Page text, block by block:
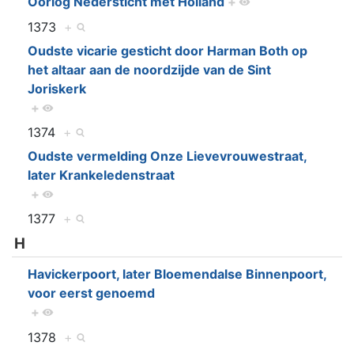
1373 +
Oudste vicarie gesticht door Harman Both op
het altaar aan de noordzijde van de Sint
Joriskerk
+
1374 +
Oudste vermelding Onze Lievevrouwestraat,
later Krankeledenstraat
+
1377 +
H
Havickerpoort, later Bloemendalse Binnenpoort,
voor eerst genoemd
+
1378 +